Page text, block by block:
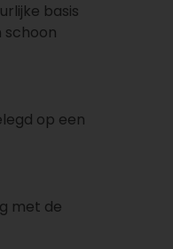
basis
schoon
op een
met de